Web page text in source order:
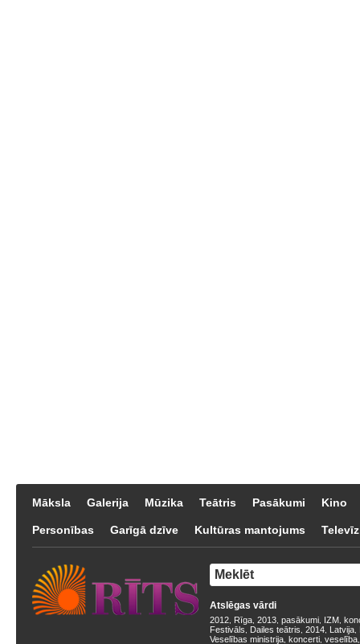
Māksla Galerija Mūzika Teātris Pasākumi Kino
Personības Garīgā dzīve Kultūras mantojums
Atslēgas vārdi
2012 Rīga 2013 pasākumi IZM
Festivāls
Dailes teātris 2014 Latvija
Veselības ministrija koncerti veselība